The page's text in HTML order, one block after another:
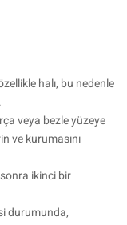
halı, bu nedenle
veya bezle yüzeye
ve kurumasını
ikinci bir
durumunda,